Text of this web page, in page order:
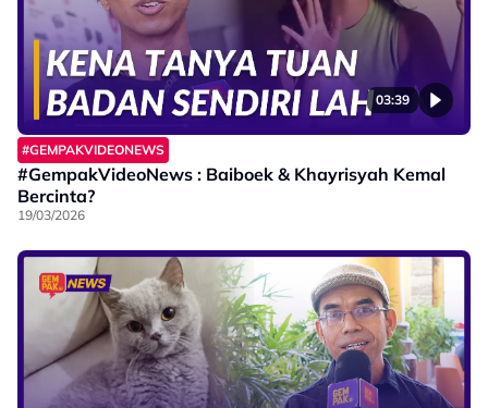
03:39
#GEMPAKVIDEONEWS
#GempakVideoNews : Baiboek & Khayrisyah Kemal
Bercinta?
19/03/2026